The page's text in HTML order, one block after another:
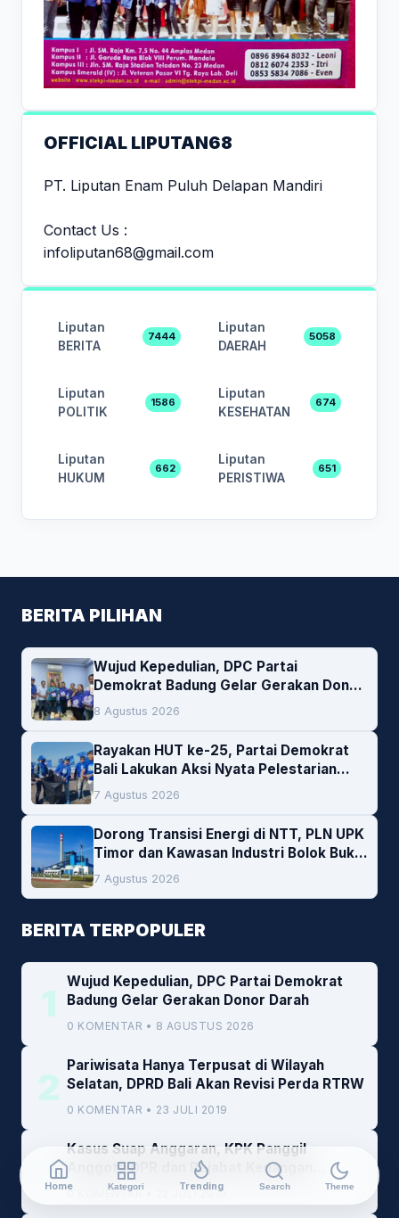
OFFICIAL LIPUTAN68
PT. Liputan Enam Puluh Delapan Mandiri
Contact Us :
infoliputan68@gmail.com
Liputan
BERITA
7444
Liputan
DAERAH
5058
Liputan
POLITIK
1586
Liputan
KESEHATAN
674
Liputan
HUKUM
662
Liputan
PERISTIWA
651
BERITA PILIHAN
Wujud Kepedulian, DPC Partai
Demokrat Badung Gelar Gerakan Donor
Darah
8 Agustus 2026
Rayakan HUT ke-25, Partai Demokrat
Bali Lakukan Aksi Nyata Pelestarian
Lingkungan
7 Agustus 2026
Dorong Transisi Energi di NTT, PLN UPK
Timor dan Kawasan Industri Bolok Buka
Peluang Investasi Woodchip untuk
Cofiring PLTU Bolok
7 Agustus 2026
BERITA TERPOPULER
1
Wujud Kepedulian, DPC Partai Demokrat
Badung Gelar Gerakan Donor Darah
0 KOMENTAR • 8 AGUSTUS 2026
2
Pariwisata Hanya Terpusat di Wilayah
Selatan, DPRD Bali Akan Revisi Perda RTRW
0 KOMENTAR • 23 JULI 2019
3
Kasus Suap Anggaran, KPK Panggil
Anggota DPR dan Pejabat Keuangan
Kemenkeu
0 KOMENTAR • 22 JULI 2019
Home Kategori Trending Search Theme